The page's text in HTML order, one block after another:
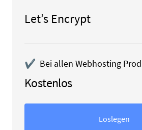
Let’s Encrypt
✔ Bei allen Webhosting
Kostenlos
Loslegen